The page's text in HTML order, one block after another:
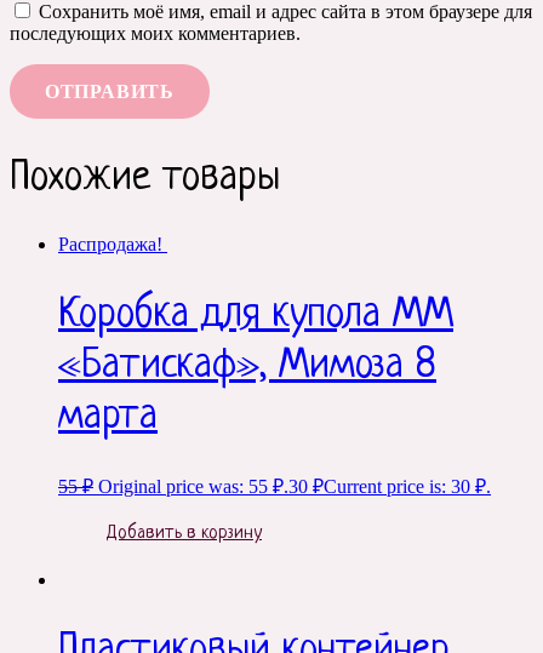
Сохранить моё имя, email и адрес сайта в этом браузере для
последующих моих комментариев.
Похожие товары
Распродажа!
Коробка для купола ММ
«Батискаф», Мимоза 8
марта
55₽ Original price was: 55 ₽.30 ₽Current price is: 30 ₽.
Добавить в корзину